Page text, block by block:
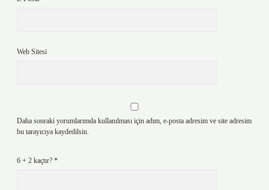
Web Sitesi
Daha sonraki yorumlarımda kullanılması için adım, e-posta adresim ve site adresim
bu tarayıcıya kaydedilsin.
6 + 2 kaçtır? *